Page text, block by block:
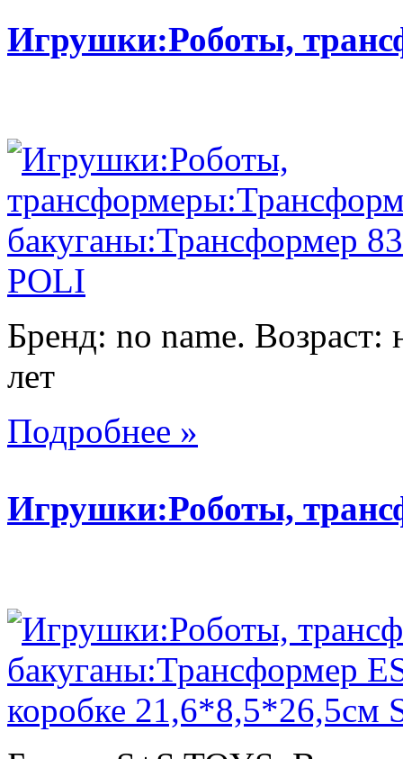
Игрушки:Роботы,
Бренд: no name. Возраст:
лет
Подробнее »
Игрушки:Роботы,